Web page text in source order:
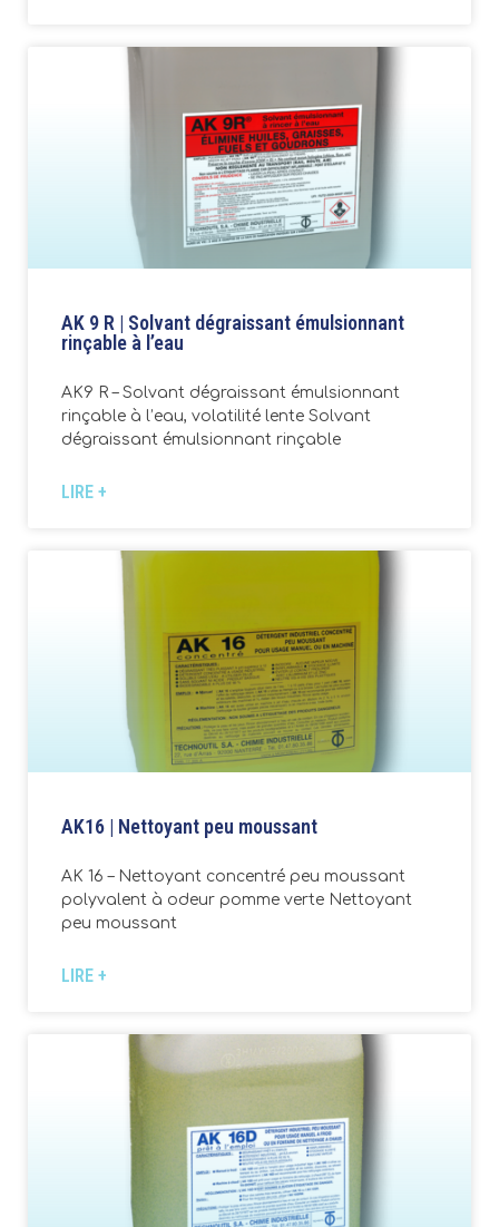
AK 9 R | Solvant dégraissant émulsionnant
rinçable à l’eau
AK9 R – Solvant dégraissant émulsionnant
rinçable à l’eau, volatilité lente Solvant
dégraissant émulsionnant rinçable
LIRE +
AK16 | Nettoyant peu moussant
AK 16 – Nettoyant concentré peu moussant
polyvalent à odeur pomme verte Nettoyant
peu moussant
LIRE +